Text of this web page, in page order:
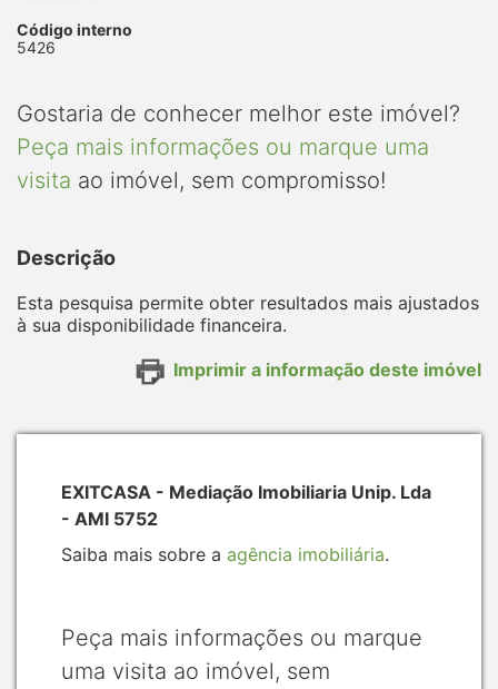
Código interno
5426
Gostaria de conhecer melhor este imóvel?
Peça mais informações ou marque uma
visita ao imóvel, sem compromisso!
Descrição
Esta pesquisa permite obter resultados mais ajustados
à sua disponibilidade financeira.
Imprimir a informação deste imóvel
EXITCASA - Mediação Imobiliaria Unip. Lda
- AMI 5752
Saiba mais sobre a agência imobiliária.
Peça mais informações ou marque
uma visita ao imóvel, sem